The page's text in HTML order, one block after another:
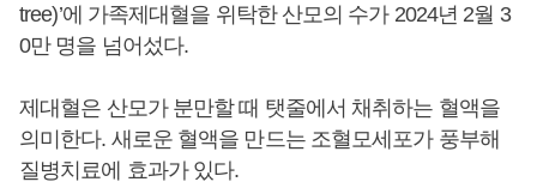
tree)’에 가족제대혈을 위탁한 산모의 수가 2024년 2월 3
0만 명을 넘어섰다.
제대혈은 산모가 분만할 때 탯줄에서 채취하는 혈액을
의미한다. 새로운 혈액을 만드는 조혈모세포가 풍부해
질병치료에 효과가 있다.